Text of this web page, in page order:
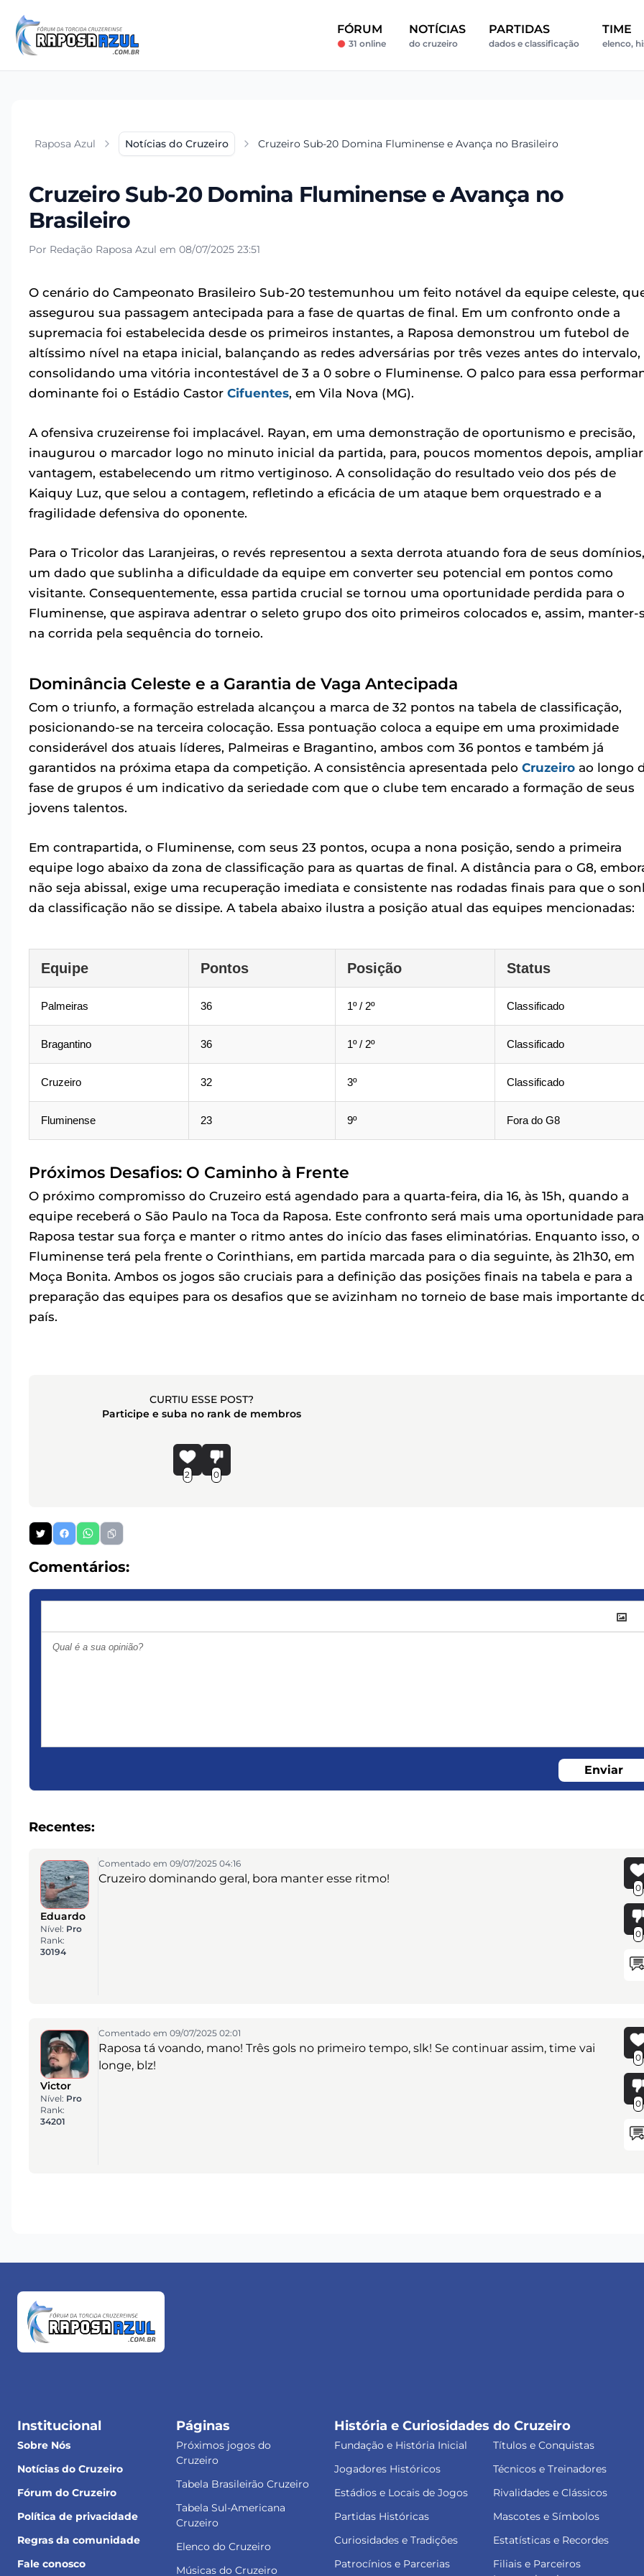
FÓRUM
31 online
NOTÍCIAS
do cruzeiro
PARTIDAS
dados e classificação
TIME
elenco,
Raposa Azul Notícias do Cruzeiro Cruzeiro Sub-20 Domina Fluminense e Avança no Brasileiro
Cruzeiro Sub-20 Domina Fluminense e Avança no
Brasileiro
Por Redação Raposa Azul em 08/07/2025 23:51
O cenário do Campeonato Brasileiro Sub-20 testemunhou um feito notável da equipe celeste,
assegurou sua passagem antecipada para a fase de quartas de final. Em um confronto onde a
supremacia foi estabelecida desde os primeiros instantes, a Raposa demonstrou um futebol de
altíssimo nível na etapa inicial, balançando as redes adversárias por três vezes antes do intervalo,
consolidando uma vitória incontestável de 3 a 0 sobre o Fluminense. O palco para essa
dominante foi o Estádio Castor Cifuentes, em Vila Nova (MG).
A ofensiva cruzeirense foi implacável. Rayan, em uma demonstração de oportunismo e precisão,
inaugurou o marcador logo no minuto inicial da partida, para, poucos momentos depois,
vantagem, estabelecendo um ritmo vertiginoso. A consolidação do resultado veio dos pés de
Kaiquy Luz, que selou a contagem, refletindo a eficácia de um ataque bem orquestrado e a
fragilidade defensiva do oponente.
Para o Tricolor das Laranjeiras, o revés representou a sexta derrota atuando fora de seus domínios,
um dado que sublinha a dificuldade da equipe em converter seu potencial em pontos como
visitante. Consequentemente, essa partida crucial se tornou uma oportunidade perdida para o
Fluminense, que aspirava adentrar o seleto grupo dos oito primeiros colocados e, assim, manter-
na corrida pela sequência do torneio.
Dominância Celeste e a Garantia de Vaga Antecipada
Com o triunfo, a formação estrelada alcançou a marca de 32 pontos na tabela de classificação,
posicionando-se na terceira colocação. Essa pontuação coloca a equipe em uma proximidade
considerável dos atuais líderes, Palmeiras e Bragantino, ambos com 36 pontos e também já
garantidos na próxima etapa da competição. A consistência apresentada pelo Cruzeiro ao longo
fase de grupos é um indicativo da seriedade com que o clube tem encarado a formação de seus
jovens talentos.
Em contrapartida, o Fluminense, com seus 23 pontos, ocupa a nona posição, sendo a primeira
equipe logo abaixo da zona de classificação para as quartas de final. A distância para o G8,
não seja abissal, exige uma recuperação imediata e consistente nas rodadas finais para que o
da classificação não se dissipe. A tabela abaixo ilustra a posição atual das equipes mencionadas:
Equipe Pontos Posição Status
Palmeiras 36 1º / 2º Classificado
Bragantino 36 1º / 2º Classificado
Cruzeiro 32 3º Classificado
Fluminense 23 9º Fora do G8
Próximos Desafios: O Caminho à Frente
O próximo compromisso do Cruzeiro está agendado para a quarta-feira, dia 16, às 15h, quando a
equipe receberá o São Paulo na Toca da Raposa. Este confronto será mais uma oportunidade
Raposa testar sua força e manter o ritmo antes do início das fases eliminatórias. Enquanto isso, o
Fluminense terá pela frente o Corinthians, em partida marcada para o dia seguinte, às 21h30, em
Moça Bonita. Ambos os jogos são cruciais para a definição das posições finais na tabela e para a
preparação das equipes para os desafios que se avizinham no torneio de base mais importante
país.
CURTIU ESSE POST?
Participe e suba no rank de membros
2 0
Comentários:
Enviar
Recentes:
Eduardo
Nível: Pro
Rank:
30194
Comentado em 09/07/2025 04:16
Cruzeiro dominando geral, bora manter esse ritmo!
0
0
Victor
Nível: Pro
Rank:
34201
Comentado em 09/07/2025 02:01
Raposa tá voando, mano! Três gols no primeiro tempo, slk! Se continuar assim, time vai
longe, blz!
0
0
Institucional
Sobre Nós
Notícias do Cruzeiro
Fórum do Cruzeiro
Política de privacidade
Regras da comunidade
Fale conosco
Páginas
Próximos jogos do
Cruzeiro
Tabela Brasileirão Cruzeiro
Tabela Sul-Americana
Cruzeiro
Elenco do Cruzeiro
Músicas do Cruzeiro
História e Curiosidades do Cruzeiro
Fundação e História Inicial
Títulos e Conquistas
Jogadores Históricos
Técnicos e Treinadores
Estádios e Locais de Jogos
Rivalidades e Clássicos
Partidas Históricas
Mascotes e Símbolos
Curiosidades e Tradições
Estatísticas e Recordes
Patrocínios e Parcerias
Filiais e Parceiros